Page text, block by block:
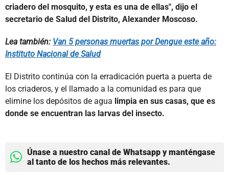
criadero del mosquito, y esta es una de ellas", dijo el
secretario de Salud del Distrito, Alexander Moscoso.
Lea también: Van 5 personas muertas por Dengue este año:
Instituto Nacional de Salud
El Distrito continúa con la erradicación puerta a puerta de
los criaderos, y el llamado a la comunidad es para que
elimine los depósitos de agua limpia en sus casas, que es
donde se encuentran las larvas del insecto.
Únase a nuestro canal de Whatsapp y manténgase
al tanto de los hechos más relevantes.